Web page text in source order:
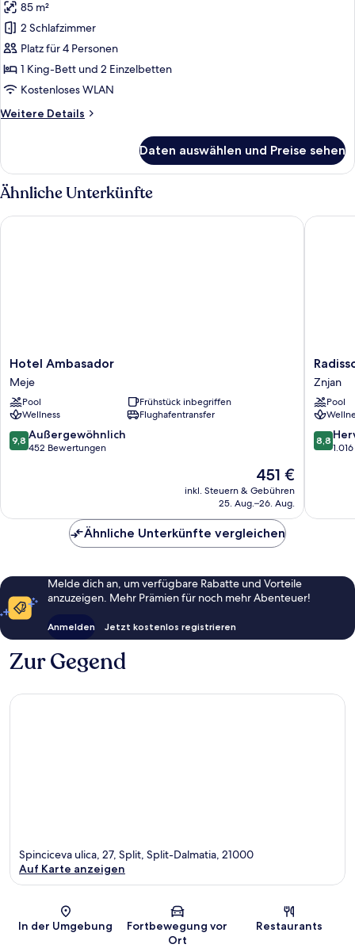
Superior-
Suite,
eingeschränkter
Meerblick
anzeigen
85 m²
2 Schlafzimmer
Platz für 4 Personen
1 King-Bett und 2 Einzelbetten
Kostenloses WLAN
Weitere Details
Weitere
Suite,
eingeschränkter
Meerblick
Daten auswählen und Preise sehen
Ähnliche Unterkünfte
Hotel
Ambasador
Meje
Hotel Ambasador
Meje
Pool
Frühstück inbegriffen
Wellness
Flughafentransfer
9.8
von
9,8 Außergewöhnlich
452 Bewertungen
Der
Preis
beträgt
451 €
inkl. Steuern & Gebühren
25. Aug.–26. Aug.
Hotel Ambasador
Blu
Resort
&
Spa,
Split
Znjan
Znjan
Pool
8.8
von
8,8
Ähnliche Unterkünfte vergleichen
Melde dich an, um verfügbare Rabatte und Vorteile
anzuzeigen. Mehr Prämien für noch mehr Abenteuer!
Anmelden Jetzt kostenlos registrieren
Zur Gegend
Karte
Spinciceva ulica, 27, Split, Split-Dalmatia, 21000
Auf Karte anzeigen
In der Umgebung
Fortbewegung vor
Ort
Restaurants